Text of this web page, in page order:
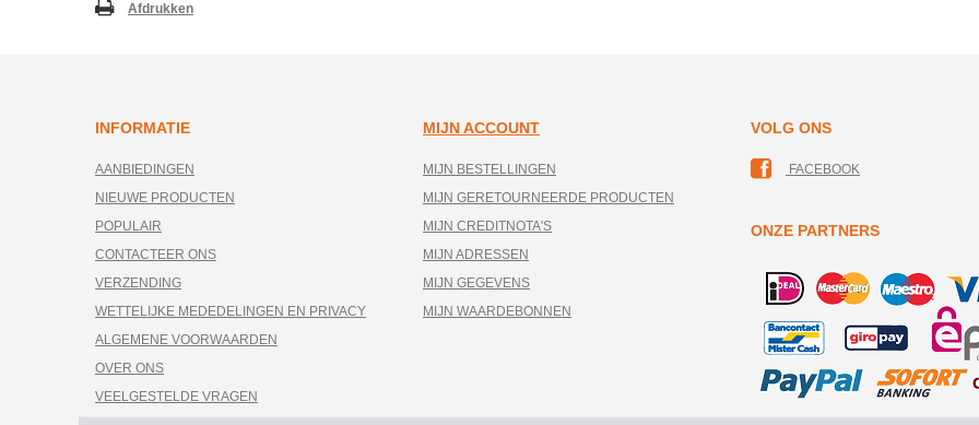
Afdrukken
INFORMATIE
AANBIEDINGEN
NIEUWE PRODUCTEN
POPULAIR
CONTACTEER ONS
VERZENDING
WETTELIJKE MEDEDELINGEN EN PRIVACY
ALGEMENE VOORWAARDEN
OVER ONS
VEELGESTELDE VRAGEN
MIJN ACCOUNT
MIJN BESTELLINGEN
MIJN GERETOURNEERDE PRODUCTEN
MIJN CREDITNOTA'S
MIJN ADRESSEN
MIJN GEGEVENS
MIJN WAARDEBONNEN
VOLG ONS
FACEBOOK
ONZE PARTNERS